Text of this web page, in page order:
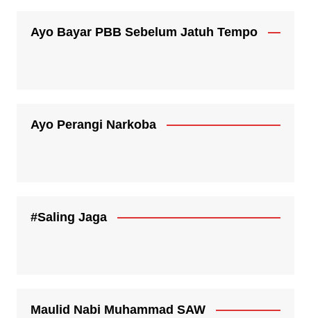
Ayo Bayar PBB Sebelum Jatuh Tempo
Ayo Perangi Narkoba
#Saling Jaga
Maulid Nabi Muhammad SAW